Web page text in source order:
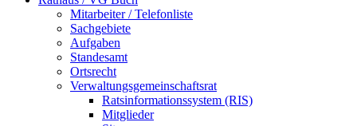
Mitarbeiter / Telefonliste
Sachgebiete
Aufgaben
Standesamt
Ortsrecht
Verwaltungsgemeinschaftsrat
Ratsinformationssystem (RIS)
Mitglieder